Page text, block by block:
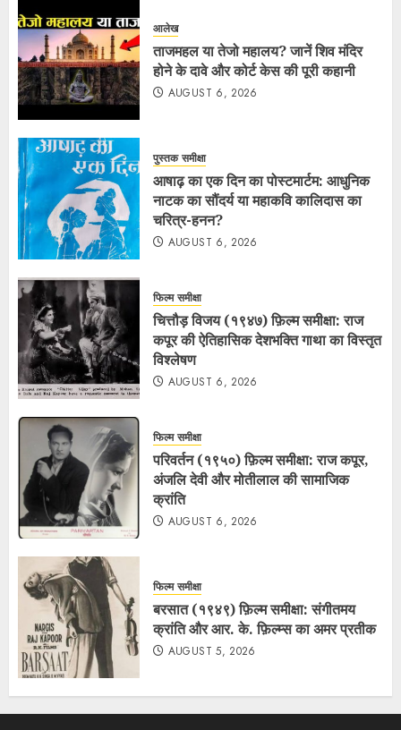
आलेख
ताजमहल या तेजो महालय? जानें शिव मंदिर
होने के दावे और कोर्ट केस की पूरी कहानी
AUGUST 6, 2026
पुस्तक समीक्षा
आषाढ़ का एक दिन का पोस्टमार्टम: आधुनिक
नाटक का सौंदर्य या महाकवि कालिदास का
चरित्र-हनन?
AUGUST 6, 2026
फिल्म समीक्षा
चित्तौड़ विजय (१९४७) फ़िल्म समीक्षा: राज
कपूर की ऐतिहासिक देशभक्ति गाथा का विस्तृत
विश्लेषण
AUGUST 6, 2026
फिल्म समीक्षा
परिवर्तन (१९५०) फ़िल्म समीक्षा: राज कपूर,
अंजलि देवी और मोतीलाल की सामाजिक
क्रांति
AUGUST 6, 2026
फिल्म समीक्षा
बरसात (१९४९) फ़िल्म समीक्षा: संगीतमय
क्रांति और आर. के. फ़िल्म्स का अमर प्रतीक
AUGUST 5, 2026